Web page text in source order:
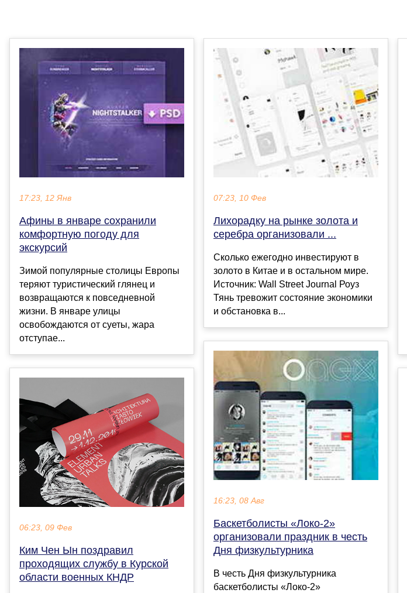
17:23, 12 Янв
Афины в январе сохранили
комфортную погоду для
экскурсий
Зимой популярные столицы Европы
теряют туристический глянец и
возвращаются к повседневной
жизни. В январе улицы
освобождаются от суеты, жара
отступае...
06:23, 09 Фев
Ким Чен Ын поздравил
проходящих службу в Курской
области военных КНДР
07:23, 10 Фев
Лихорадку на рынке золота и
серебра организовали ...
Сколько ежегодно инвестируют в
золото в Китае и в остальном мире.
Источник: Wall Street Journal Роуз
Тянь тревожит состояние экономики
и обстановка в...
16:23, 08 Авг
Баскетболисты «Локо-2»
организовали праздник в честь
Дня физкультурника
В честь Дня физкультурника
баскетболисты «Локо-2»